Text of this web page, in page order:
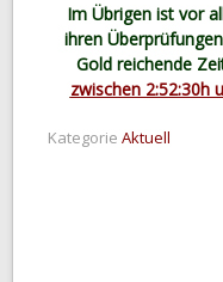
Im Übrigen ist vor
ihren
Gold reichende
zwischen 2:52:30h
Kategorie Aktuell